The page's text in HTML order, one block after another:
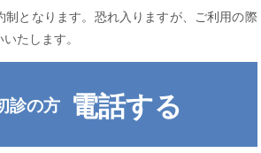
制となります。恐れ入りますが、ご利用の際
たします。
診の方 電話する